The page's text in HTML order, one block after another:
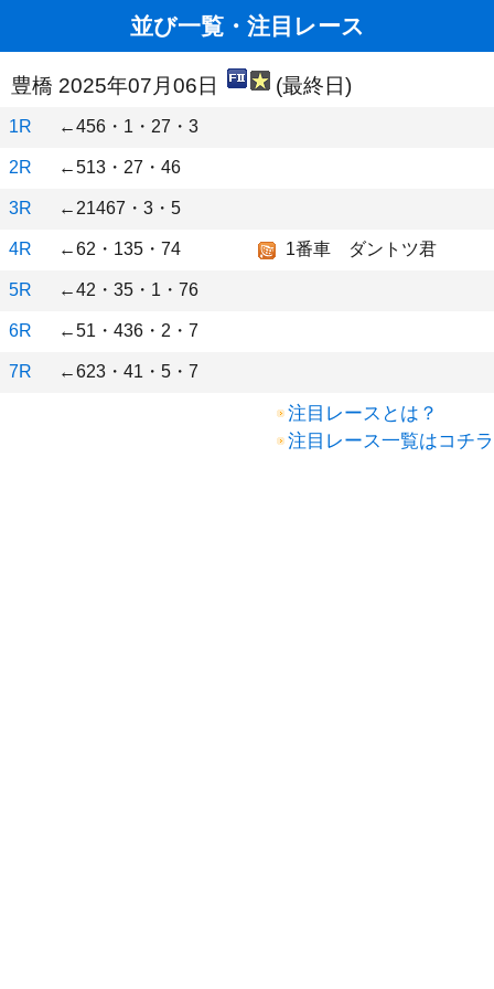
並び一覧・注目レース
豊橋 2025年07月06日 (最終日)
1R ←456・1・27・3
2R ←513・27・46
3R ←21467・3・5
4R ←62・135・74 1番車 ダントツ君
5R ←42・35・1・76
6R ←51・436・2・7
7R ←623・41・5・7
注目レースとは？
注目レース一覧はコチラ